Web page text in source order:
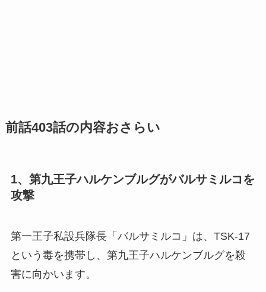
前話403話の内容おさらい
1、第九王子ハルケンブルグがバルサミルコを
攻撃
第一王子私設兵隊長「バルサミルコ」は、TSK-17
という毒を携帯し、第九王子ハルケンブルグを殺
害に向かいます。